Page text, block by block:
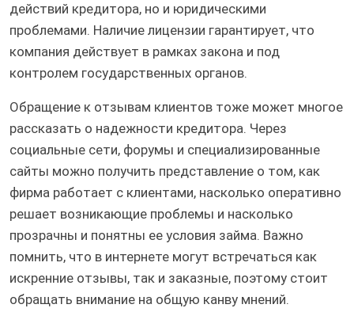
действий кредитора, но и юридическими
проблемами. Наличие лицензии гарантирует, что
компания действует в рамках закона и под
контролем государственных органов.
Обращение к отзывам клиентов тоже может многое
рассказать о надежности кредитора. Через
социальные сети, форумы и специализированные
сайты можно получить представление о том, как
фирма работает с клиентами, насколько оперативно
решает возникающие проблемы и насколько
прозрачны и понятны ее условия займа. Важно
помнить, что в интернете могут встречаться как
искренние отзывы, так и заказные, поэтому стоит
обращать внимание на общую канву мнений.